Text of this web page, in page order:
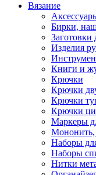
Вязание
Бирки,
Заготовки
Изделия
Книги и
Крючки
Крючки
Крючки
Крючки
Маркеры
Мононить,
Наборы
Наборы
Нитки